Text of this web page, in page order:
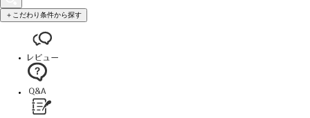
＋こだわり条件から探す